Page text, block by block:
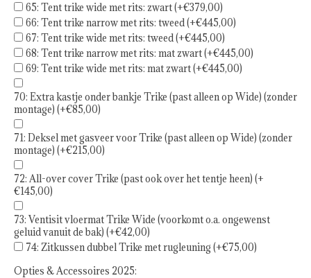
65: Tent trike wide met rits: zwart (+€379,00)
66: Tent trike narrow met rits: tweed (+€445,00)
67: Tent trike wide met rits: tweed (+€445,00)
68: Tent trike narrow met rits: mat zwart (+€445,00)
69: Tent trike wide met rits: mat zwart (+€445,00)
70: Extra kastje onder bankje Trike (past alleen op Wide) (zonder
montage) (+€85,00)
71: Deksel met gasveer voor Trike (past alleen op Wide) (zonder
montage) (+€215,00)
72: All-over cover Trike (past ook over het tentje heen) (+
€145,00)
73: Ventisit vloermat Trike Wide (voorkomt o.a. ongewenst
geluid vanuit de bak) (+€42,00)
74: Zitkussen dubbel Trike met rugleuning (+€75,00)
Opties & Accessoires 2025: